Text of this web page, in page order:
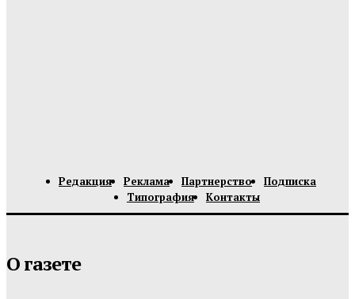
Редакция Реклама Партнерство
Подписка
Типография
Контакты
О газете